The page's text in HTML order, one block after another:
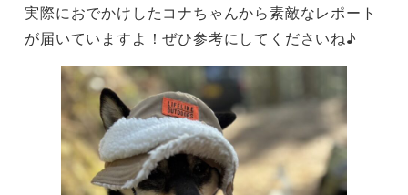
実際におでかけしたコナちゃんから素敵なレポート
が届いていますよ！ぜひ参考にしてくださいね♪